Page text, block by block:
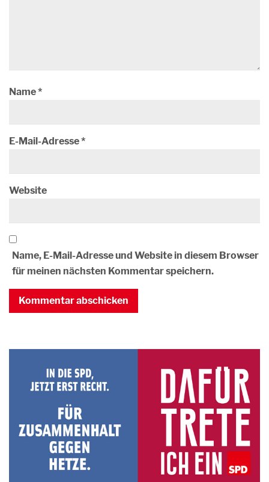
Name*
E-Mail-Adresse*
Website
Name, E-Mail-Adresse und Website in diesem Browser
für meinen nächsten Kommentar speichern.